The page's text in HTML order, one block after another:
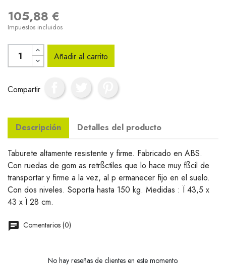
105,88 €
Impuestos incluidos
Añadir al carrito
Compartir
Descripción Detalles del producto
Taburete altamente resistente y firme. Fabricado en ABS.
Con ruedas de gom as retrßctiles que lo hace muy fßcil de
transportar y firme a la vez, al p ermanecer fijo en el suelo.
Con dos niveles. Soporta hasta 150 kg. Medidas : Ï 43,5 x
43 x Ï 28 cm.
Comentarios (0)
No hay reseñas de clientes en este momento.